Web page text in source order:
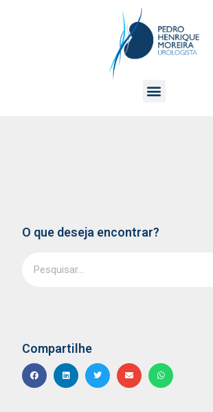
O que deseja encontrar?
Compartilhe